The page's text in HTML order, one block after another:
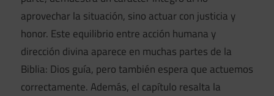
aprovechar la situación, sino actuar con justicia y
honor. Este equilibrio entre acción humana y
dirección divina aparece en muchas partes de la
Biblia: Dios guía, pero también espera que actuemos
correctamente. Además, el capítulo resalta la